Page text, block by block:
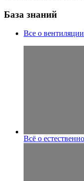
База знаний
Все о вентиляции
Всё о